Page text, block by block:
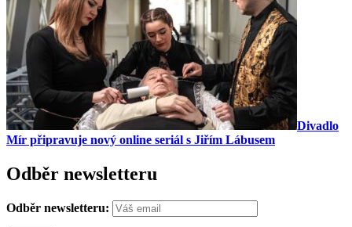
Divadlo
Mír připravuje nový online seriál s Jiřím Lábusem
Odběr newsletteru
Odběr newsletteru: